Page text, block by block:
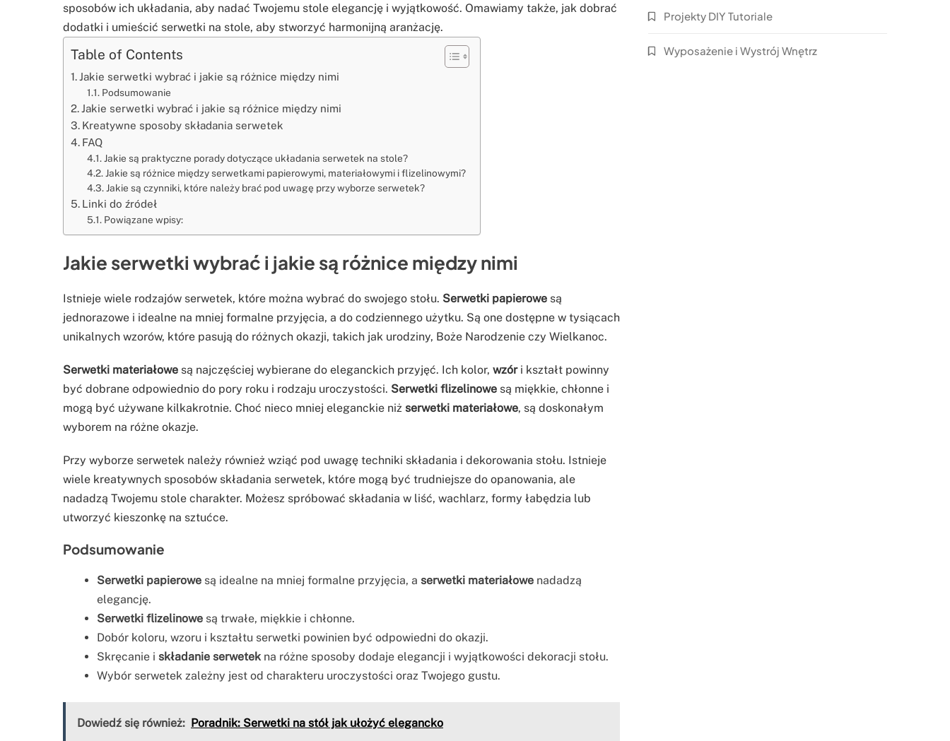
sposobów ich układania, aby nadać Twojemu stole elegancję i wyjątkowość. Omawiamy także, jak dobrać
dodatki i umieścić serwetki na stole, aby stworzyć harmonijną aranżację.
Table of Contents
Jakie serwetki wybrać i jakie są różnice między nimi
Podsumowanie
Jakie serwetki wybrać i jakie są różnice między nimi
Kreatywne sposoby składania serwetek
FAQ
Jakie są praktyczne porady dotyczące układania serwetek na stole?
Jakie są różnice między serwetkami papierowymi, materiałowymi i flizelinowymi?
Jakie są czynniki, które należy brać pod uwagę przy wyborze serwetek?
Linki do źródeł
Powiązane wpisy:
Jakie serwetki wybrać i jakie są różnice między nimi
Istnieje wiele rodzajów serwetek, które można wybrać do swojego stołu. Serwetki papierowe są
jednorazowe i idealne na mniej formalne przyjęcia, a do codziennego użytku. Są one dostępne w tysiącach
unikalnych wzorów, które pasują do różnych okazji, takich jak urodziny, Boże Narodzenie czy Wielkanoc.
Serwetki materiałowe są najczęściej wybierane do eleganckich przyjęć. Ich kolor, wzóri kształt powinny
być dobrane odpowiednio do pory roku i rodzaju uroczystości. Serwetki flizelinowe są miękkie, chłonne i
mogą być używane kilkakrotnie. Choć nieco mniej eleganckie niż serwetki materiałowe, są doskonałym
wyborem na różne okazje.
Przy wyborze serwetek należy również wziąć pod uwagę techniki składania i dekorowania stołu. Istnieje
wiele kreatywnych sposobów składania serwetek, które mogą być trudniejsze do opanowania, ale
nadadzą Twojemu stole charakter. Możesz spróbować składania w liść, wachlarz, formy łabędzia lub
utworzyć kieszonkę na sztućce.
Podsumowanie
Serwetki papierowe są idealne na mniej formalne przyjęcia, a serwetki materiałowe nadadzą
elegancję.
Serwetki flizelinowe są trwałe, miękkie i chłonne.
Dobór koloru, wzoru i kształtu serwetki powinien być odpowiedni do okazji.
Skręcanie i składanie serwetekna różne sposoby dodaje elegancji i wyjątkowości dekoracji stołu.
Wybór serwetek zależny jest od charakteru uroczystości oraz Twojego gustu.
Dowiedź się również: Poradnik: Serwetki na stół jak ułożyć elegancko
Projekty DIY Tutoriale
Wyposażenie i Wystrój Wnętrz